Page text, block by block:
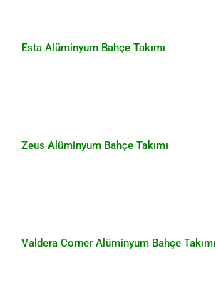
Esta Alüminyum Bahçe Takımı
Zeus Alüminyum Bahçe Takımı
Valdera Corner Alüminyum Bahçe Takımı